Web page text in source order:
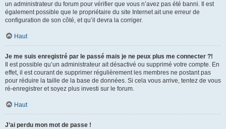
un administrateur du forum pour vérifier que vous n’avez pas été banni. Il est
également possible que le propriétaire du site Internet ait une erreur de
configuration de son côté, et qu’il devra la corriger.
Haut
Je me suis enregistré par le passé mais je ne peux plus me connecter ?!
Il est possible qu’un administrateur ait désactivé ou supprimé votre compte. En
effet, il est courant de supprimer régulièrement les membres ne postant pas
pour réduire la taille de la base de données. Si cela vous arrive, tentez de vous
ré-enregistrer et soyez plus investi sur le forum.
Haut
J’ai perdu mon mot de passe !